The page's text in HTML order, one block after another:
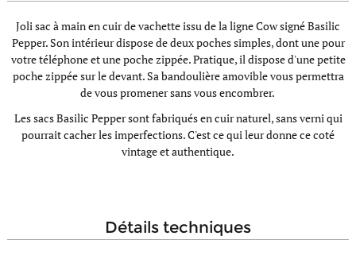
Joli sac à main en cuir de vachette issu de la ligne Cow signé Basilic
Pepper. Son intérieur dispose de deux poches simples, dont une pour
votre téléphone et une poche zippée. Pratique, il dispose d'une petite
poche zippée sur le devant. Sa bandoulière amovible vous permettra
de vous promener sans vous encombrer.
Les sacs Basilic Pepper sont fabriqués en cuir naturel, sans verni qui
pourrait cacher les imperfections. C'est ce qui leur donne ce coté
vintage et authentique.
détails techniques